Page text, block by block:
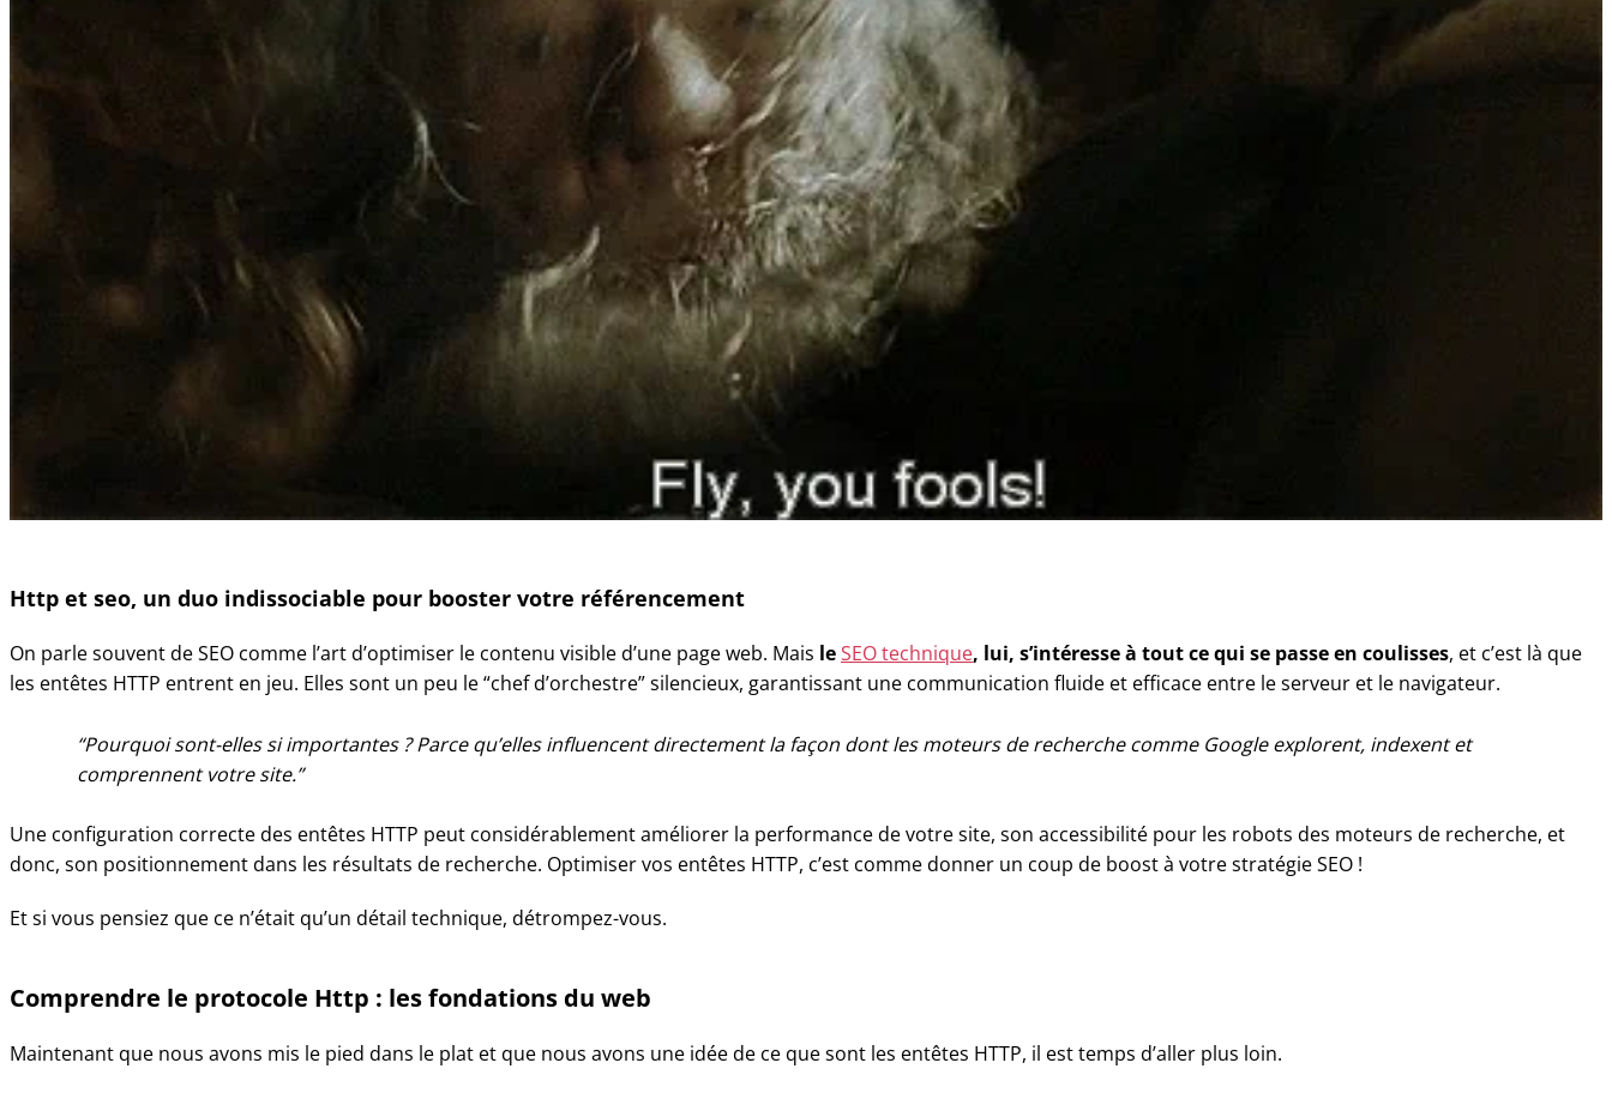
Http et seo, un duo indissociable pour booster votre référencement
On parle souvent de SEO comme l’art d’optimiser le contenu visible d’une page web. Mais leSEO technique, lui, s’intéresse à tout ce qui se passe en coulisses, et c’est là que
les entêtes HTTP entrent en jeu. Elles sont un peu le “chef d’orchestre” silencieux, garantissant une communication fluide et efficace entre le serveur et le navigateur.
Pourquoi sont-elles si importantes ? Parce qu’elles influencent directement la façon dont les moteurs de recherche comme Google explorent, indexent et
comprennent votre site.
Une configuration correcte des entêtes HTTP peut considérablement améliorer la performance de votre site, son accessibilité pour les robots des moteurs de recherche, et
donc, son positionnement dans les résultats de recherche. Optimiser vos entêtes HTTP, c’est comme donner un coup de boost à votre stratégie SEO !
Et si vous pensiez que ce n’était qu’un détail technique, détrompez-vous.
Comprendre le protocole Http : les fondations du web
Maintenant que nous avons mis le pied dans le plat et que nous avons une idée de ce que sont les entêtes HTTP, il est temps d’aller plus loin.